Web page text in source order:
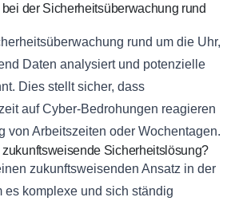
der Sicherheitsüberwachung rund
rund um die Uhr,
Daten analysiert und potenzielle
Dies stellt sicher, dass
auf Cyber-Bedrohungen reagieren
von Arbeitszeiten oder Wochentagen.
Sicherheitslösung?
zukunftsweisenden Ansatz in der
es komplexe und sich ständig